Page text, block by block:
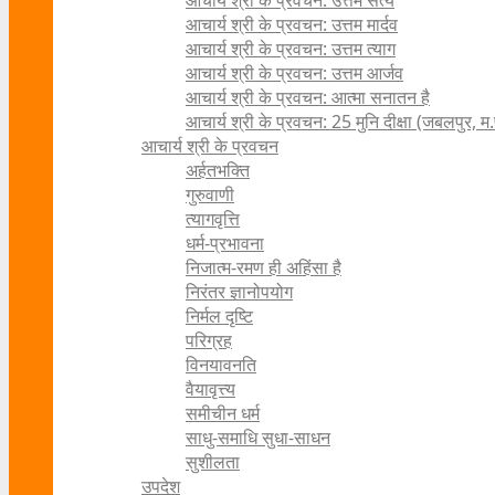
आचार्य श्री के प्रवचन: उत्तम मार्दव
आचार्य श्री के प्रवचन: उत्तम त्याग
आचार्य श्री के प्रवचन: उत्तम आर्जव
आचार्य श्री के प्रवचन: आत्मा सनातन है
आचार्य श्री के प्रवचन: 25 मुनि दीक्षा (जबलपुर,
आचार्य श्री के प्रवचन
अर्हतभक्ति
गुरुवाणी
त्यागवृत्ति
धर्म-प्रभावना
निजात्म-रमण ही अहिंसा है
निरंतर ज्ञानोपयोग
निर्मल दृष्टि
परिग्रह
विनयावनति
वैयावृत्त्य
समीचीन धर्म
साधु-समाधि सुधा-साधन
सुशीलता
उपदेश